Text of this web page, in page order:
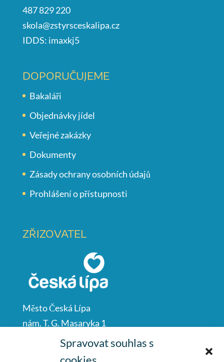
Spravovat souhlas s
487 829 220
skola@zstyrsceskalipa.cz
IDDS: imaxkj5
DOPORUČUJEME
Bakaláři
Objednávky jídel
Veřejné zakázky
Dokumenty
Zásady ochrany osobních údajů
Prohlášení o přístupnosti
ZŘIZOVATEL
Město Česká Lípa
nám. T. G. Masaryka 1
Česká Lípa